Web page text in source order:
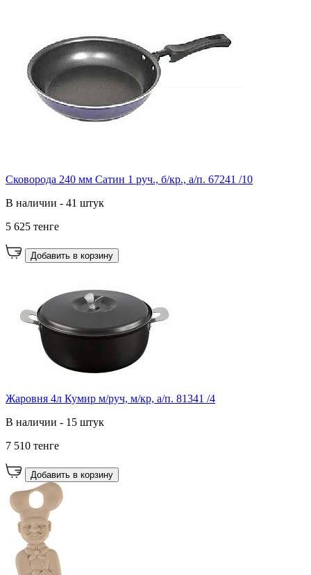
Сковорода 240 мм Сатин 1 руч., б/кр., а/п. 67241 /10
В наличии - 41 штук
5 625 тенге
Добавить в корзину
Жаровня 4л Кумир м/руч, м/кр, а/п. 81341 /4
В наличии - 15 штук
7 510 тенге
Добавить в корзину